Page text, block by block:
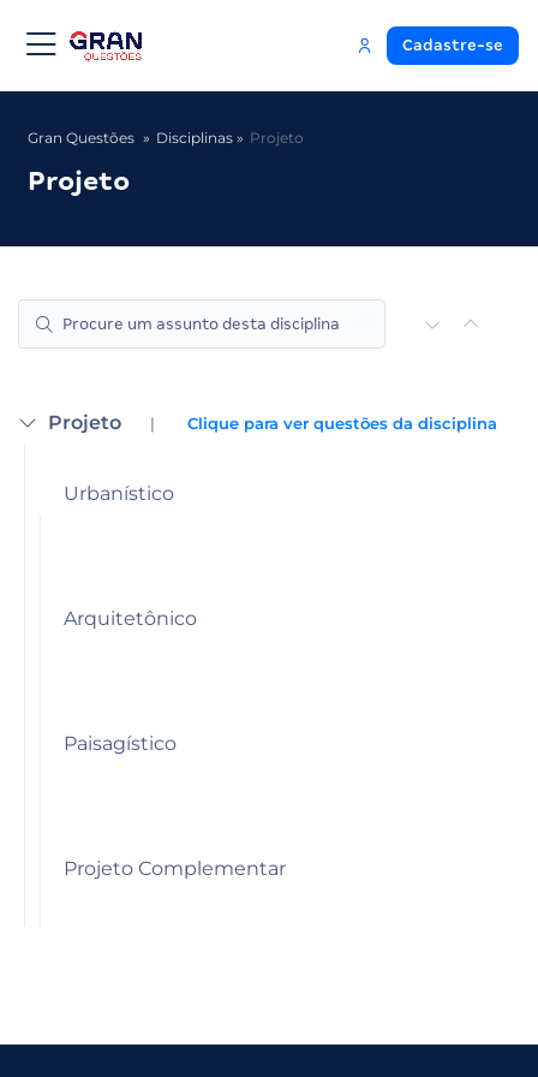
Cadastre-se
Gran Questões Disciplinas Projeto
Projeto
Projeto | Clique para ver questões da disciplina
Urbanístico
Arquitetônico
Paisagístico
Projeto Complementar